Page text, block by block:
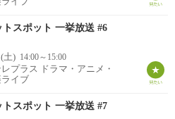
トスポット 一挙放送 #6
土) 14:00～15:00
レプラス ドラマ・アニメ・
イブ
トスポット 一挙放送 #7